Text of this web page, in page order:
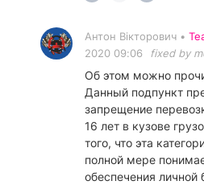
Антон Вікторович •
2020 09:06
fixed by
Об этом можно
Данный подпункт
запрещение
16 лет в кузове
того, что эта
полной мере
обеспечения личной